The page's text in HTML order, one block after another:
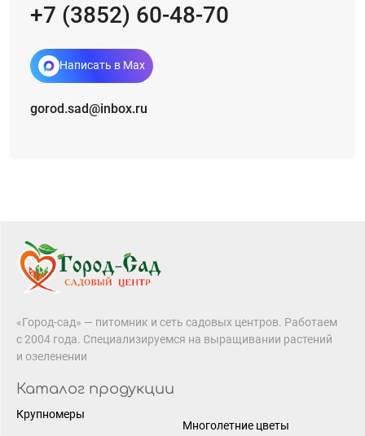
+7 (3852) 60-48-70
Написать в Max
gorod.sad@inbox.ru
«Город-сад» — питомник и сеть садовых центров. Работаем
с 2004 года. Специализируемся на выращивании растений
и озеленении
Каталог продукции
Крупномеры
Многолетние цветы